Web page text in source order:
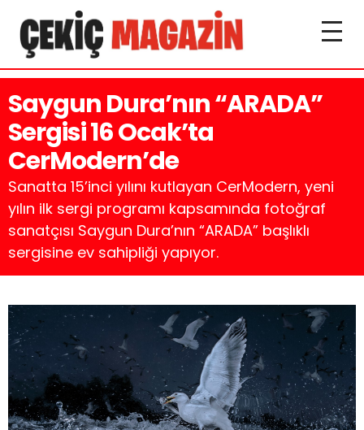
Saygun Dura’nın “ARADA”
Sergisi 16 Ocak’ta
CerModern’de
Sanatta 15’inci yılını kutlayan CerModern, yeni
yılın ilk sergi programı kapsamında fotoğraf
sanatçısı Saygun Dura’nın “ARADA” başlıklı
sergisine ev sahipliği yapıyor.